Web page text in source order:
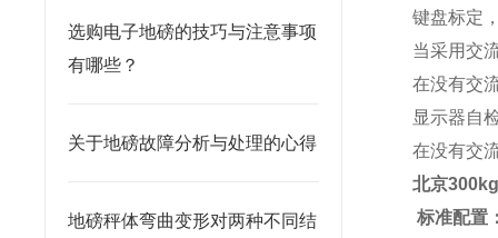
选购电子地磅的技巧与注意事项
有哪些？
关于地磅故障分析与处理的心得
地磅秤体弯曲变形对两种不同结
键盘标定
当采用交
在没有交
显示器自
在没有交
北京
标准配置